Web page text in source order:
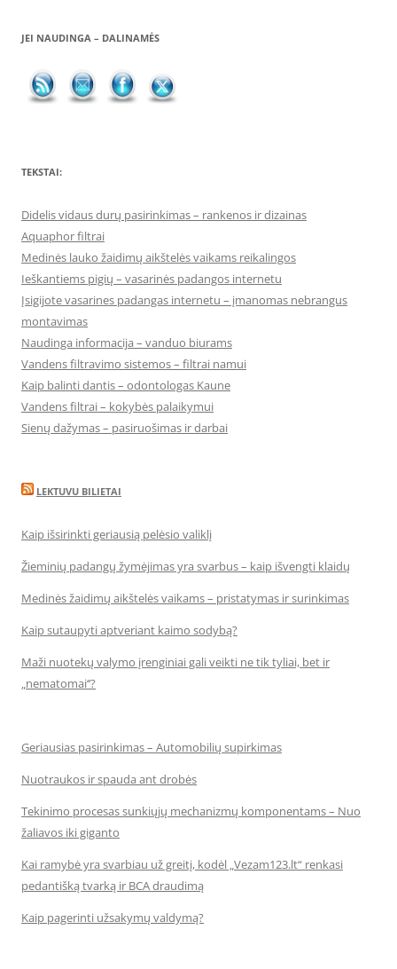
JEI NAUDINGA – DALINAMĖS
TEKSTAI:
Didelis vidaus durų pasirinkimas – rankenos ir dizainas
Aquaphor filtrai
Medinės lauko žaidimų aikštelės vaikams reikalingos
Ieškantiems pigių – vasarinės padangos internetu
Įsigijote vasarines padangas internetu – įmanomas nebrangus
montavimas
Naudinga informacija – vanduo biurams
Vandens filtravimo sistemos – filtrai namui
Kaip balinti dantis – odontologas Kaune
Vandens filtrai – kokybės palaikymui
Sienų dažymas – pasiruošimas ir darbai
LEKTUVU BILIETAI
Kaip išsirinkti geriausią pelėsio valiklį
Žieminių padangų žymėjimas yra svarbus – kaip išvengti klaidų
Medinės žaidimų aikštelės vaikams – pristatymas ir surinkimas
Kaip sutaupyti aptveriant kaimo sodybą?
Maži nuotekų valymo įrenginiai gali veikti ne tik tyliai, bet ir
„nematomai‘‘?
Geriausias pasirinkimas – Automobilių supirkimas
Nuotraukos ir spauda ant drobės
Tekinimo procesas sunkiųjų mechanizmų komponentams – Nuo
žaliavos iki giganto
Kai ramybė yra svarbiau už greitį, kodėl „Vezam123.lt“ renkasi
pedantišką tvarką ir BCA draudimą
Kaip pagerinti užsakymų valdymą?